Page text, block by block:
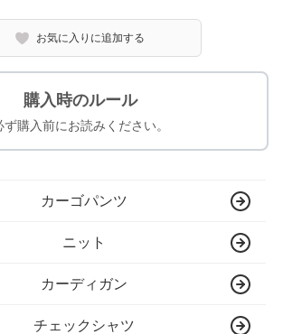
お気に入りに追加する
購入時のルール
ず購入前にお読みください。
カーゴパンツ
ニット
カーディガン
チェックシャツ